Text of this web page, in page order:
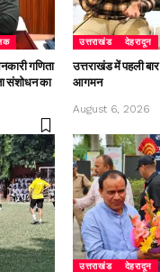
गणिता
संशोधन का
उत्तराखंड देहरादून
उत्तराखंड में पहली
आगमन
August 6, 2026
उत्तराखंड देहरादून